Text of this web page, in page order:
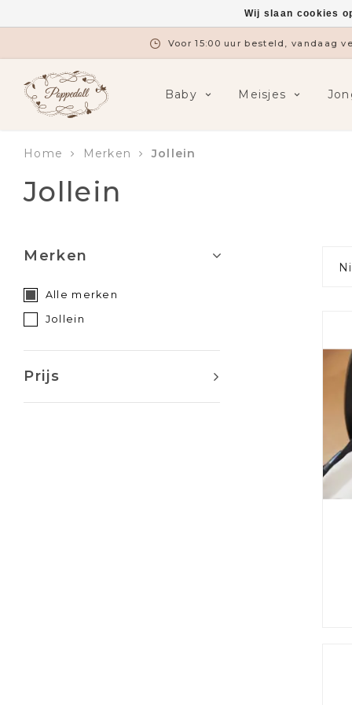
Gratis verzending vanaf
Baby Meisjes
Home Merken Jollein
Jollein
Merken
Alle merken
Jollein
Prijs
Wij slaan cookies